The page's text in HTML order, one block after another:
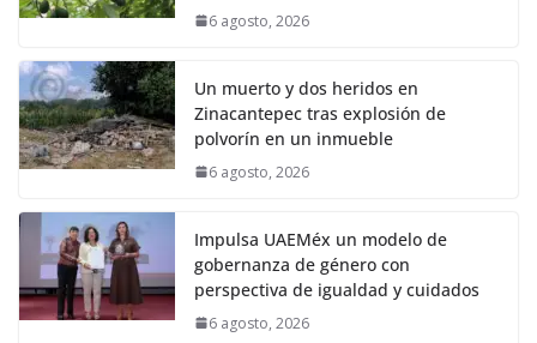
6 agosto, 2026
Un muerto y dos heridos en
Zinacantepec tras explosión de
polvorín en un inmueble
6 agosto, 2026
Impulsa UAEMéx un modelo de
gobernanza de género con
perspectiva de igualdad y cuidados
6 agosto, 2026